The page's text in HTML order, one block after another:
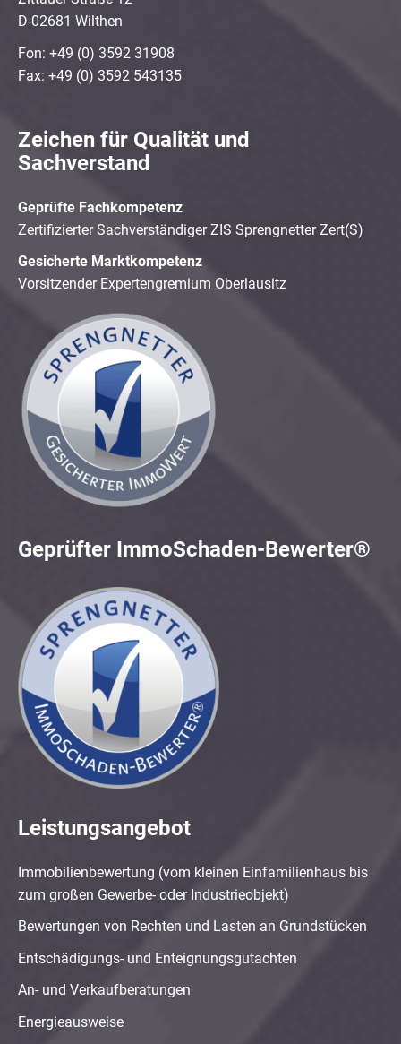
D-02681 Wilthen
Fon: +49 (0) 3592 31908
Fax: +49 (0) 3592 543135
Zeichen für Qualität und
Sachverstand
Geprüfte Fachkompetenz
Zertifizierter Sachverständiger ZIS Sprengnetter Zert(S)
Gesicherte Marktkompetenz
Vorsitzender Expertengremium Oberlausitz
Geprüfter ImmoSchaden-Bewerter®
Leistungsangebot
Immobilienbewertung (vom kleinen Einfamilienhaus bis
zum großen Gewerbe- oder Industrieobjekt)
Bewertungen von Rechten und Lasten an Grundstücken
Entschädigungs- und Enteignungsgutachten
An- und Verkaufberatungen
Energieausweise